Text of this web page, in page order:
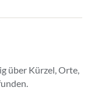
über Kürzel, Orte,